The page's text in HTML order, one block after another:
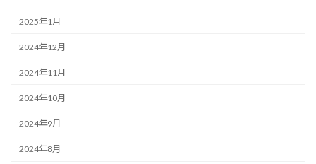
2025年1月
2024年12月
2024年11月
2024年10月
2024年9月
2024年8月